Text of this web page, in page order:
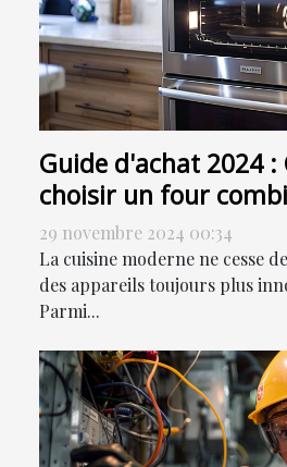
Guide d'achat 2024
choisir un four
29 novembre 2024 00:34
La cuisine moderne ne cesse
des appareils toujours plus
Parmi...